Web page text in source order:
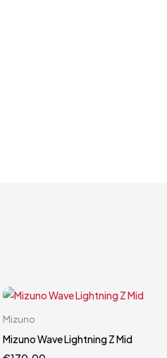
37
38 39 41
Mizuno
Mizuno Wave Lightning Z Mid